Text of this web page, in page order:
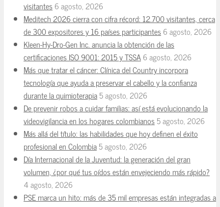
visitantes6 agosto, 2026
Meditech 2026 cierra con cifra récord: 12.700 visitantes, cerca
de 300 expositores y 16 países participantes6 agosto, 2026
Kleen-Hy-Dro-Gen Inc. anuncia la obtención de las
certificaciones ISO 9001: 2015 y TSSA6 agosto, 2026
Más que tratar el cáncer: Clínica del Country incorpora
tecnología que ayuda a preservar el cabello y la confianza
durante la quimioterapia5 agosto, 2026
De prevenir robos a cuidar familias: así está evolucionando la
videovigilancia en los hogares colombianos5 agosto, 2026
Más allá del título: las habilidades que hoy definen el éxito
profesional en Colombia5 agosto, 2026
Día Internacional de la Juventud: la generación del gran
volumen, ¿por qué tus oídos están envejeciendo más rápido?
4 agosto, 2026
PSE marca un hito: más de 35 mil empresas están integradas a